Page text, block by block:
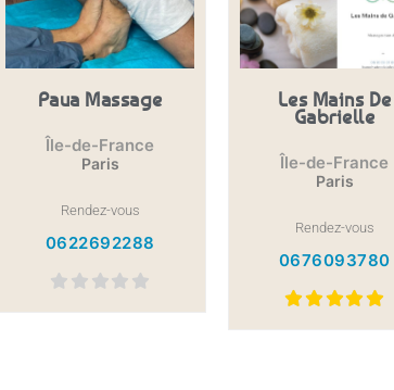
Paua Massage
Île-de-France
Paris
Rendez-vous
0622692288
Les Mains De
Gabrielle
Île-de-France
Paris
Rendez-vous
0676093780